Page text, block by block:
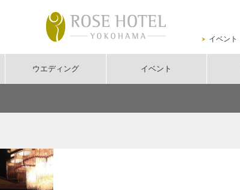
イベント
ウエディング イベント